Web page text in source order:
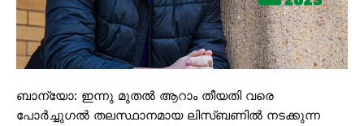
ബാന്യോ: ഇന്നു മുതല്‍ ആറാം തീയതി വരെ
പോര്‍ച്ചുഗല്‍ തലസ്ഥാനമായ ലിസ്ബണില്‍ നടക്കുന്ന